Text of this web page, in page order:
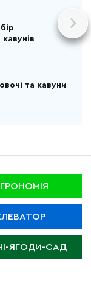
та кавуни
ЯГОДИ-САД